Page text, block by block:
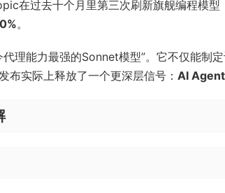
在过去十个月里第三次刷新旗舰编程模
。
理能力最强的Sonnet模型”。它不仅能制
布实际上释放了一个更深层信号： AI Agent